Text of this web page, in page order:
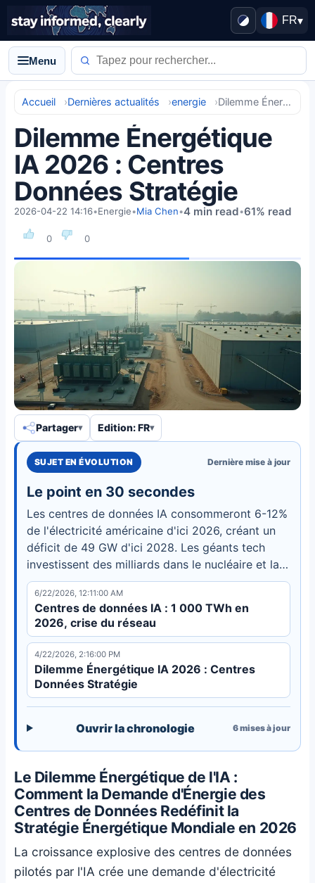
FR▾
Menu
Accueil Dernières actualités energie Dilemme Énergétique IA 2026 : Centres Données Stratégie
Dilemme Énergétique
IA 2026 : Centres
Données Stratégie
0 0
2026-04-22 14:16•Energie•Mia Chen•4 min read•61% read
Partager Edition: FR
SUJET EN ÉVOLUTION Dernière mise à jour
Le point en 30 secondes
Les centres de données IA consommeront 6-12%
de l'électricité américaine d'ici 2026, créant un
déficit de 49 GW d'ici 2028. Les géants tech
investissent des milliards dans le nucléaire et la
géothermie pour sécuriser l'expansion de l'IA.
6/22/2026, 12:11:00 AM
Centres de données IA : 1 000 TWh en
2026, crise du réseau
4/22/2026, 2:16:00 PM
Dilemme Énergétique IA 2026 : Centres
Données Stratégie
Ouvrir la chronologie 6mises à jour
Le Dilemme Énergétique de l'IA :
Comment la Demande d'Énergie des
Centres de Données Redéfinit la
Stratégie Énergétique Mondiale en 2026
La croissance explosive des centres de données
pilotés par l'IA crée une demande d'électricité